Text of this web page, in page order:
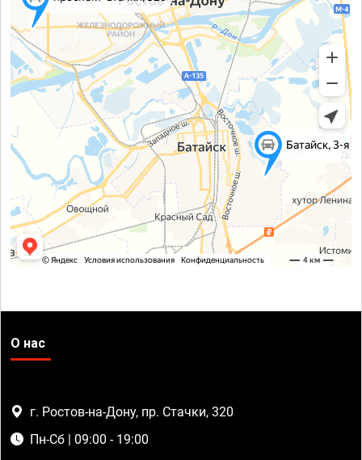
О нас
г. Ростов-на-Дону, пр. Стачки, 320
Пн-Сб | 09:00 - 19:00